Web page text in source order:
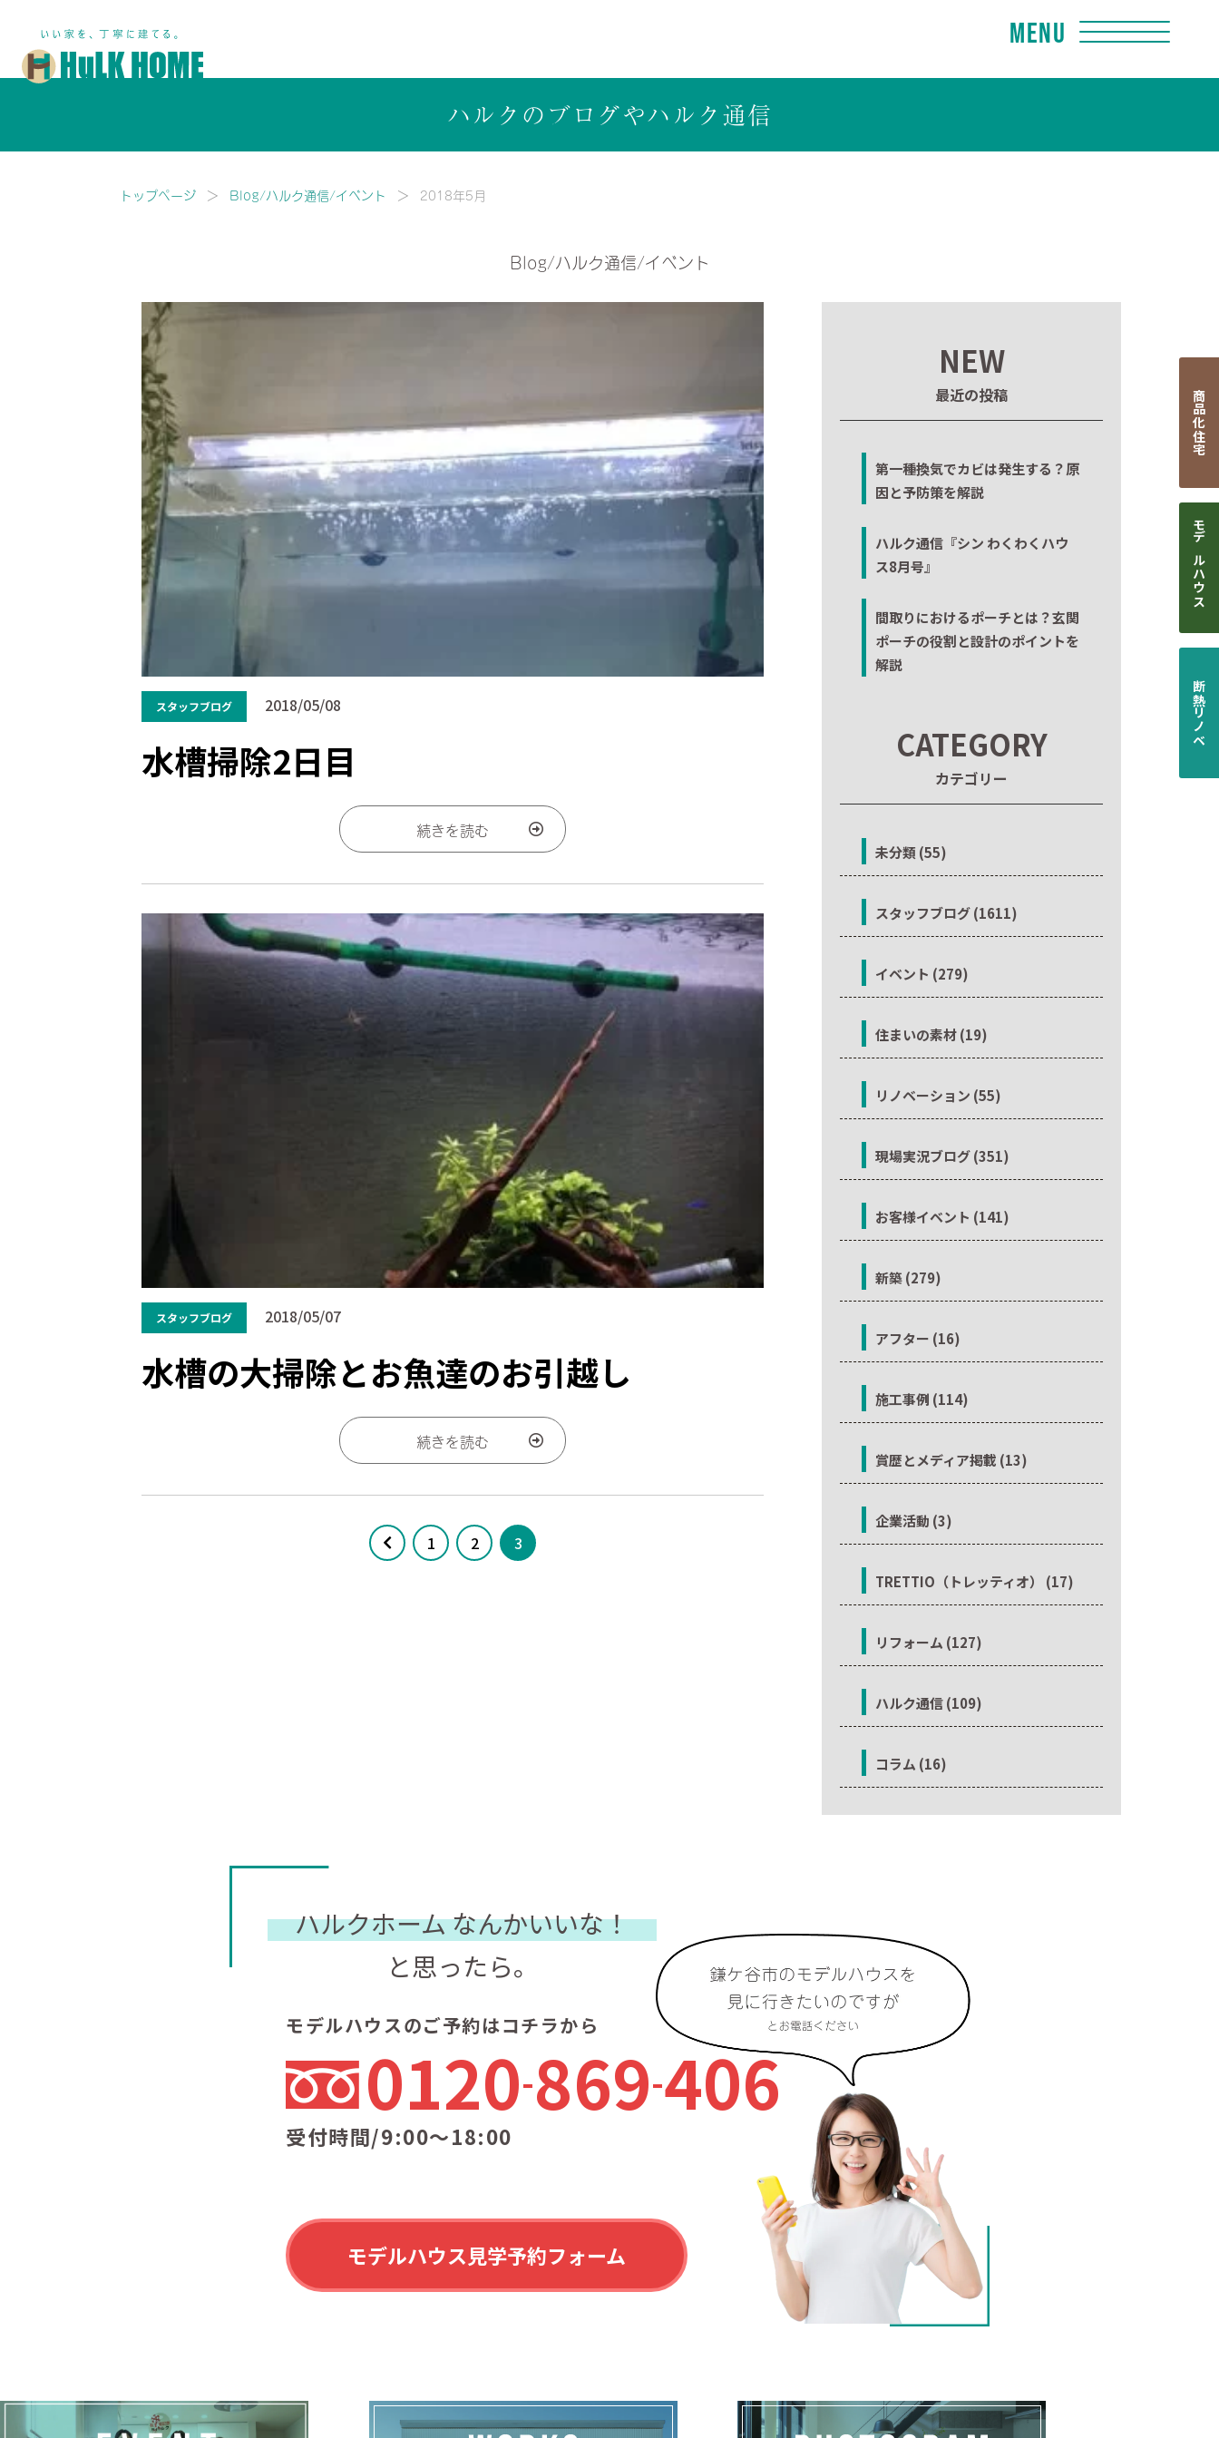
Menu
ハルクのブログやハルク通信
トップページ Blog/ハルク通信/イベント 2018年5月
Blog/ハルク通信/イベント
スタッフブログ 2018/05/08
水槽掃除2日目
続きを読む
スタッフブログ 2018/05/07
水槽の大掃除とお魚達のお引越し
続きを読む
1 2 3
NEW
最近の投稿
第一種換気でカビは発生する？原
因と予防策を解説
ハルク通信『シン わくわくハウ
ス8月号』
間取りにおけるポーチとは？玄関
ポーチの役割と設計のポイントを
解説
CATEGORY
カテゴリー
未分類 (55)
スタッフブログ (1611)
イベント (279)
住まいの素材 (19)
リノベーション (55)
現場実況ブログ (351)
お客様イベント (141)
新築 (279)
アフター (16)
施工事例 (114)
賞歴とメディア掲載 (13)
企業活動 (3)
TRETTIO（トレッティオ） (17)
リフォーム (127)
ハルク通信 (109)
コラム (16)
ハルクホームなんかいいな！
と思ったら。
モデルハウスのご予約はコチラから
0120869406
受付時間/9:00〜18:00
モデルハウス見学予約フォーム
商品化住宅
モデルハウス
断熱リノベ